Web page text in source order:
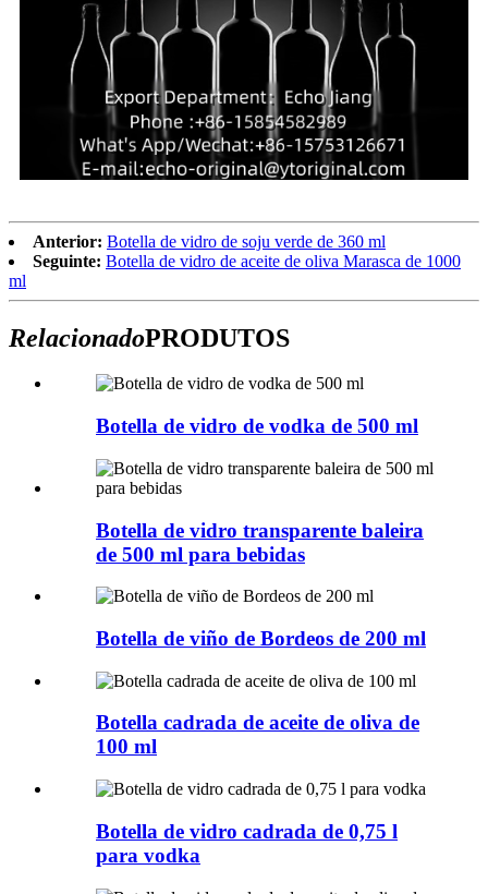
Anterior: Botella de vidro de soju verde de 360 ​​ml
Seguinte: Botella de vidro de aceite de oliva Marasca de 1000
ml
RelacionadoPRODUTOS
Botella de vidro de vodka de 500 ml
Botella de vidro transparente baleira
de 500 ml para bebidas
Botella de viño de Bordeos de 200 ml
Botella cadrada de aceite de oliva de
100 ml
Botella de vidro cadrada de 0,75 l
para vodka